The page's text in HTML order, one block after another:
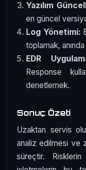
Yazılım
en güncel
Log Yönetimi:
toplamak, anında
EDR
Response
denetlemek.
Sonuç Özeti
Uzaktan servis
analiz edilmesi ve
süreçtir.